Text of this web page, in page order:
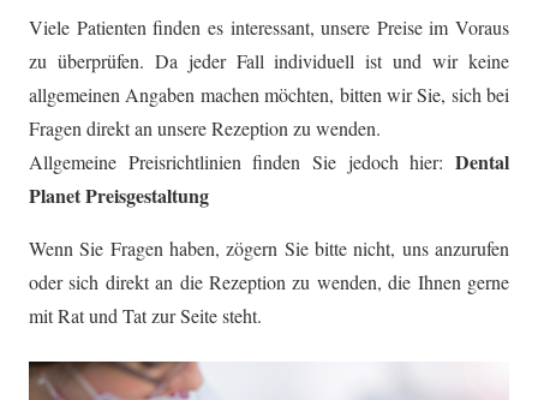
Viele Patienten finden es interessant, unsere Preise im Voraus
zu überprüfen. Da jeder Fall individuell ist und wir keine
allgemeinen Angaben machen möchten, bitten wir Sie, sich bei
Fragen direkt an unsere Rezeption zu wenden.
Allgemeine Preisrichtlinien finden Sie jedoch hier: Dental
Planet Preisgestaltung
Wenn Sie Fragen haben, zögern Sie bitte nicht, uns anzurufen
oder sich direkt an die Rezeption zu wenden, die Ihnen gerne
mit Rat und Tat zur Seite steht.